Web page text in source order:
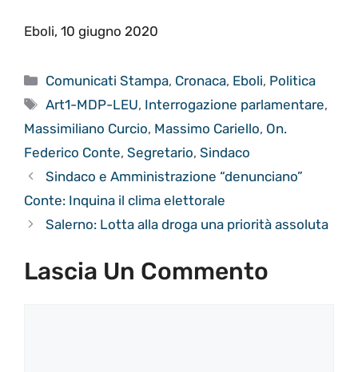
Eboli, 10 giugno 2020
Categorie
Comunicati Stampa, Cronaca, Eboli, Politica
Tag
Art1-MDP-LEU, Interrogazione parlamentare,
Massimiliano Curcio, Massimo Cariello, On.
Federico Conte, Segretario, Sindaco
Sindaco e Amministrazione “denunciano”
Conte: Inquina il clima elettorale
Salerno: Lotta alla droga una priorità assoluta
Lascia Un Commento